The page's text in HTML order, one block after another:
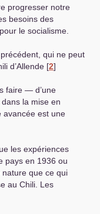
progresser notre
besoins des
le socia­lisme.
qui ne peut
d’Allende [2]
faire — d’une
la mise en
avancée est une
les expériences
pays en 1936 ou
que ce qui
au Chili. Les